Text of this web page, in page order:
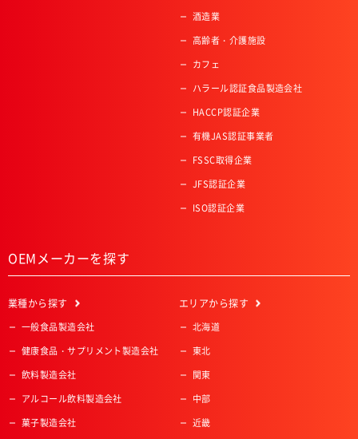
酒造業
高齢者・介護施設
カフェ
ハラール認証食品製造会社
HACCP認証企業
有機JAS認証事業者
FSSC取得企業
JFS認証企業
ISO認証企業
OEMメーカーを探す
業種から探す
一般食品製造会社
健康食品・サプリメント製造会社
飲料製造会社
アルコール飲料製造会社
菓子製造会社
エリアから探す
北海道
東北
関東
中部
近畿